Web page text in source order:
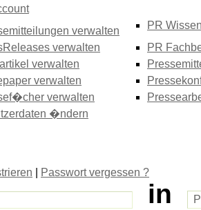
verwalten
verwalten
verwalten
verwalten
verwalten
�ndern
PR
PR
Passwort vergessen ?
in